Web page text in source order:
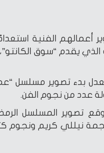
أعمالهم الفنية
كرارة الذي يقدم “سوق
بدء تصوير مسلسل
عدد من نجوم الفن.
تصوير المسلسل